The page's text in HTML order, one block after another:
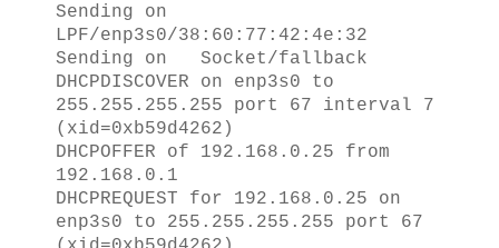
Sending on
LPF/enp3s0/38:60:77:42:4e:32
Sending on Socket/fallback
DHCPDISCOVER on enp3s0 to
255.255.255.255 port 67 interval 7
(xid=0xb59d4262)
DHCPOFFER of 192.168.0.25 from
192.168.0.1
DHCPREQUEST for 192.168.0.25 on
enp3s0 to 255.255.255.255 port 67